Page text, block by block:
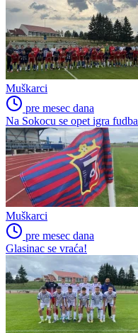
Muškarci
pre mesec dana
Na Sokocu se opet igra
Muškarci
pre mesec dana
Glasinac se vraća!